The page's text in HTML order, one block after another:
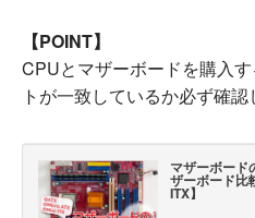
【POINT】
CPUとマザーボードを購入
トが一致しているか必ず確認
マザーボード
ザーボード比
ITX】